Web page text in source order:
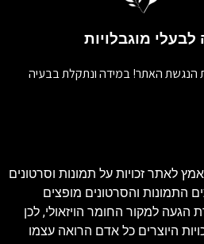
מוגבלויות
הנגשת האתר! במידה ונתקלת בבעיה
לאתר זכויות על תמונות וסרטונים
התמונות והסרטונים מופצים
למקור החומר הויזאולי, לכן
לחוק זכויות היוצרים כל אדם הרואה עצמו